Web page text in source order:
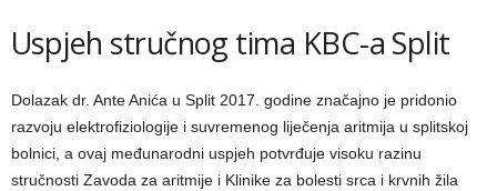
Uspjeh stručnog tima KBC-a Split
Dolazak dr. Ante Anića u Split 2017. godine značajno je pridonio
razvoju elektrofiziologije i suvremenog liječenja aritmija u splitskoj
bolnici, a ovaj međunarodni uspjeh potvrđuje visoku razinu
stručnosti Zavoda za aritmije i Klinike za bolesti srca i krvnih žila